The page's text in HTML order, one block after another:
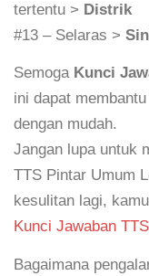
tertentu > Distrik
#13 – Selaras >
Semoga Kunci
ini dapat
dengan mudah.
Jangan lupa untuk
TTS Pintar Umum
kesulitan lagi,
Kunci Jawaban
Bagaimana